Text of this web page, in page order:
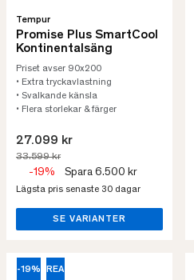
Tempur
Promise Plus SmartCool
Kontinentalsäng
Priset avser 90x200
• Extra tryckavlastning
• Svalkande känsla
• Flera storlekar & färger
27.099 kr
33.599 kr
-19% Spara 6.500 kr
Lägsta pris senaste 30 dagar
SE VARIANTER
-19% REA